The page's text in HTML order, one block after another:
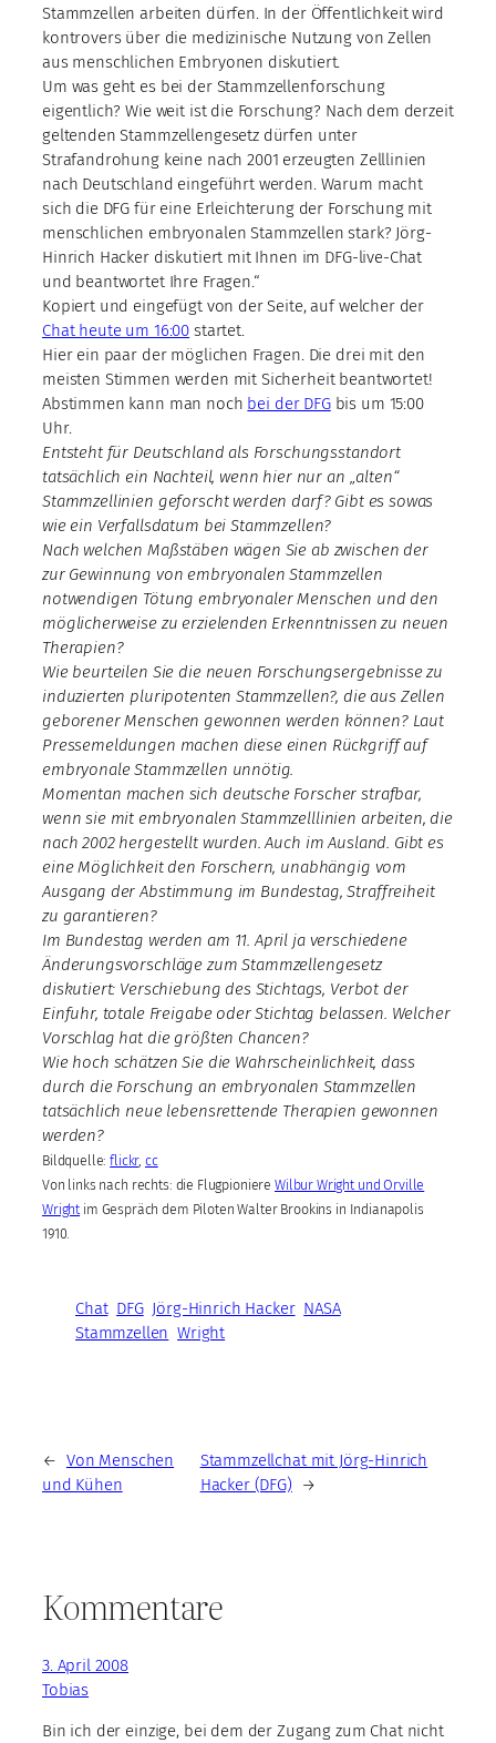
Stammzellen arbeiten dürfen. In der Öffentlichkeit wird
kontrovers über die medizinische Nutzung von Zellen
aus menschlichen Embryonen diskutiert.
Um was geht es bei der Stammzellenforschung
eigentlich? Wie weit ist die Forschung? Nach dem derzeit
geltenden Stammzellengesetz dürfen unter
Strafandrohung keine nach 2001 erzeugten Zelllinien
nach Deutschland eingeführt werden. Warum macht
sich die DFG für eine Erleichterung der Forschung mit
menschlichen embryonalen Stammzellen stark? Jörg-
Hinrich Hacker diskutiert mit Ihnen im DFG-live-Chat
und beantwortet Ihre Fragen.“
Kopiert und eingefügt von der Seite, auf welcher der
Chat heute um 16:00 startet.
Hier ein paar der möglichen Fragen. Die drei mit den
meisten Stimmen werden mit Sicherheit beantwortet!
Abstimmen kann man noch bei der DFGbis um 15:00
Uhr.
Entsteht für Deutschland als Forschungsstandort
tatsächlich ein Nachteil, wenn hier nur an „alten“
Stammzellinien geforscht werden darf? Gibt es sowas
wie ein Verfallsdatum bei Stammzellen?
Nach welchen Maßstäben wägen Sie ab zwischen der
zur Gewinnung von embryonalen Stammzellen
notwendigen Tötung embryonaler Menschen und den
möglicherweise zu erzielenden Erkenntnissen zu neuen
Therapien?
Wie beurteilen Sie die neuen Forschungsergebnisse zu
induzierten pluripotenten Stammzellen?, die aus Zellen
geborener Menschen gewonnen werden können? Laut
Pressemeldungen machen diese einen Rückgriff auf
embryonale Stammzellen unnötig.
Momentan machen sich deutsche Forscher strafbar,
wenn sie mit embryonalen Stammzelllinien arbeiten, die
nach 2002 hergestellt wurden. Auch im Ausland. Gibt es
eine Möglichkeit den Forschern, unabhängig vom
Ausgang der Abstimmung im Bundestag, Straffreiheit
zu garantieren?
Im Bundestag werden am 11. April ja verschiedene
Änderungsvorschläge zum Stammzellengesetz
diskutiert: Verschiebung des Stichtags, Verbot der
Einfuhr, totale Freigabe oder Stichtag belassen. Welcher
Vorschlag hat die größten Chancen?
Wie hoch schätzen Sie die Wahrscheinlichkeit, dass
durch die Forschung an embryonalen Stammzellen
tatsächlich neue lebensrettende Therapien gewonnen
werden?
Bildquelle:flickr,cc
Von links nach rechts: die Flugpioniere Wilbur Wright und Orville
Wright im Gespräch dem Piloten Walter Brookins in Indianapolis
1910.
Chat DFG Jörg-Hinrich Hacker NASA
Stammzellen Wright
← Von Menschen
und Kühen
Stammzellchat mit Jörg-Hinrich
Hacker (DFG)
→
Kommentare
3. April 2008
Tobias
Bin ich der einzige, bei dem der Zugang zum Chat nicht